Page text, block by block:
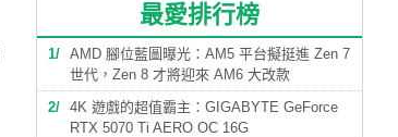
最愛排行榜
1
AMD 腳位藍圖曝光：AM5 平台擬挺進 Zen 7
世代，Zen 8 才將迎來 AM6 大改款
2
4K 遊戲的超值霸主：GIGABYTE GeForce
RTX 5070 Ti AERO OC 16G